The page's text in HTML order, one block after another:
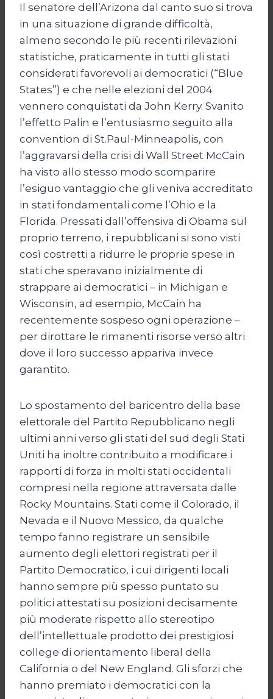
Il senatore dell’Arizona dal canto suo si trova
in una situazione di grande difficoltà,
almeno secondo le più recenti rilevazioni
statistiche, praticamente in tutti gli stati
considerati favorevoli ai democratici (“Blue
States”) e che nelle elezioni del 2004
vennero conquistati da John Kerry. Svanito
l’effetto Palin e l’entusiasmo seguito alla
convention di St.Paul-Minneapolis, con
l’aggravarsi della crisi di Wall Street McCain
ha visto allo stesso modo scomparire
l’esiguo vantaggio che gli veniva accreditato
in stati fondamentali come l’Ohio e la
Florida. Pressati dall’offensiva di Obama sul
proprio terreno, i repubblicani si sono visti
così costretti a ridurre le proprie spese in
stati che speravano inizialmente di
strappare ai democratici – in Michigan e
Wisconsin, ad esempio, McCain ha
recentemente sospeso ogni operazione –
per dirottare le rimanenti risorse verso altri
dove il loro successo appariva invece
garantito.
Lo spostamento del baricentro della base
elettorale del Partito Repubblicano negli
ultimi anni verso gli stati del sud degli Stati
Uniti ha inoltre contribuito a modificare i
rapporti di forza in molti stati occidentali
compresi nella regione attraversata dalle
Rocky Mountains. Stati come il Colorado, il
Nevada e il Nuovo Messico, da qualche
tempo fanno registrare un sensibile
aumento degli elettori registrati per il
Partito Democratico, i cui dirigenti locali
hanno sempre più spesso puntato su
politici attestati su posizioni decisamente
più moderate rispetto allo stereotipo
dell’intellettuale prodotto dei prestigiosi
college di orientamento liberal della
California o del New England. Gli sforzi che
hanno premiato i democratici con la